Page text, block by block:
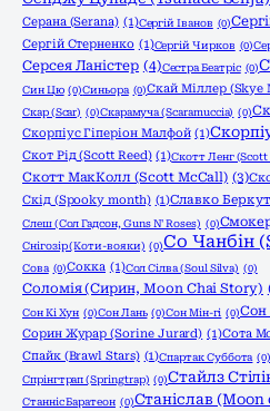
Серана (Serana) (1)Сергій Іванов (0)
Сергій Стерненко (1)Сергій Чирков (0)
Серсея Ланістер (4)Сестра Беатріс (0)
Син Цю (0)Синьора (0)Скай Міллер (Skye
Скар (Scar) (0)Скарамуча (Scaramuccia) (0)
Скорпіус Гіперіон Малфой (1)
Скот Рід (Scott Reed) (1)Скотт Ленг (Scott
Скотт МакКолл (Scott McCall) (3)
Скід (Spooky month) (1)Славко
Слеш (Сол Гадсон, Guns N' Roses) (0)
Снігозір (Коти-вояки) (0)Со Чанбін
Сова (0)Сокка (1)Сол Сілва (Soul Silva) (0)
Соломія (Сирин, Moon Chai Story)
Сон Кі Хун (0)Сон Лань (0)Сон Мін-гі (0)Сон
Сорин Журар (Sorine Jurard) (1)Сота
Спайк (Brawl Stars) (1)Спартак Суббота (0)
Спрінгтрап (Springtrap) (0)Стайлз
Станніс Баратеон (0)Станіслав